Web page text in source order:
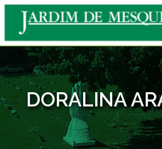
DORALINA